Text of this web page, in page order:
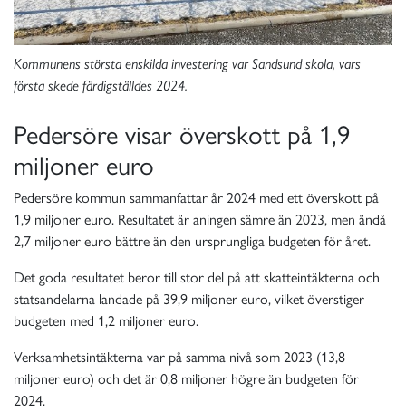
Kommunens största enskilda investering var Sandsund skola, vars
första skede färdigställdes 2024.
Pedersöre visar överskott på 1,9
miljoner euro
Pedersöre kommun sammanfattar år 2024 med ett överskott på
1,9 miljoner euro. Resultatet är aningen sämre än 2023, men ändå
2,7 miljoner euro bättre än den ursprungliga budgeten för året.
Det goda resultatet beror till stor del på att skatteintäkterna och
statsandelarna landade på 39,9 miljoner euro, vilket överstiger
budgeten med 1,2 miljoner euro.
Verksamhetsintäkterna var på samma nivå som 2023 (13,8
miljoner euro) och det är 0,8 miljoner högre än budgeten för
2024.